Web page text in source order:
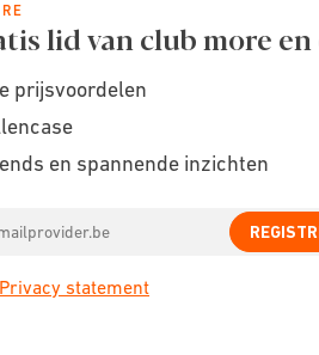
lid van club more
prijsvoordelen
en spannende inzichten
Privacy statement